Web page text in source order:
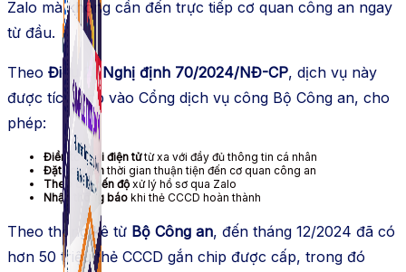
Zalo mà không cần đến trực tiếp cơ quan công an ngay
từ đầu.
Theo Điều 21 Nghị định 70/2024/NĐ-CP, dịch vụ này
được tích hợp vào Cổng dịch vụ công Bộ Công an, cho
phép:
Điền tờ khai điện tửtừ xa với đầy đủ thông tin cá nhân
Đặt lịch hẹnthời gian thuận tiện đến cơ quan công an
Theo dõi tiến độ xử lý hồ sơ qua Zalo
Nhận thông báo khi thẻ CCCD hoàn thành
Theo thống kê từ Bộ Công an, đến tháng 12/2024 đã có
hơn 50 triệu thẻ CCCD gắn chip được cấp, trong đó